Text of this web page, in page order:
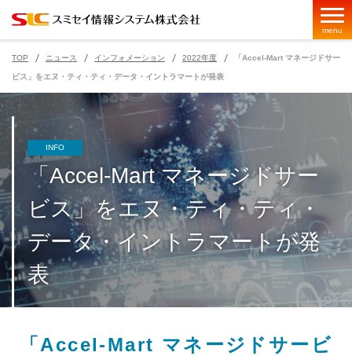
menu
ページの現在位置
TOP ニュース インフォメーション 2022年度 「Accel-Mart マネージドサー
ビス」をエヌ・ティ・ティ・データ・イントラマートが発表
「Accel-Mart マネージドサー
ビス」をエヌ・ティ・ティ・
データ・イントラマートが発
表
INFO
「Accel-Mart マネージドサービ